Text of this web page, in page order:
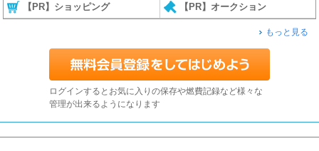
【PR】ショッピング 【PR】オークション
もっと見る
ログインするとお気に入りの保存や燃費記録など様々な
管理が出来るようになります